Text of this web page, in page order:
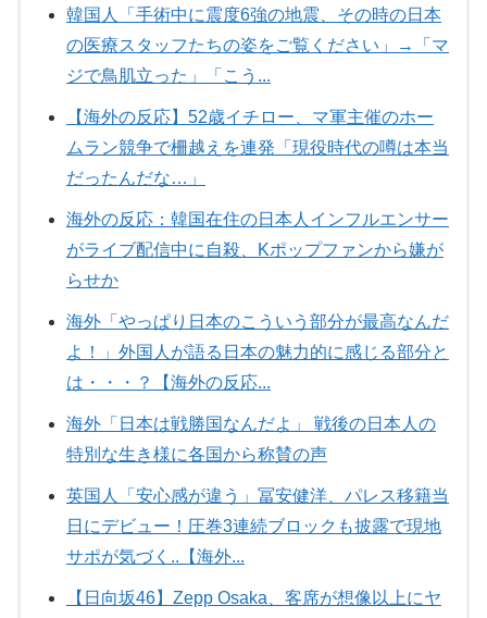
韓国人「手術中に震度6強の地震、その時の日本
の医療スタッフたちの姿をご覧ください」→「マ
ジで鳥肌立った」「こう...
【海外の反応】52歳イチロー、マ軍主催のホー
ムラン競争で柵越えを連発「現役時代の噂は本当
だったんだな…」
海外の反応：韓国在住の日本人インフルエンサー
がライブ配信中に自殺、Kポップファンから嫌が
らせか
海外「やっぱり日本のこういう部分が最高なんだ
よ！」外国人が語る日本の魅力的に感じる部分と
は・・・？【海外の反応...
海外「日本は戦勝国なんだよ」 戦後の日本人の
特別な生き様に各国から称賛の声
英国人「安心感が違う」冨安健洋、パレス移籍当
日にデビュー！圧巻3連続ブロックも披露で現地
サポが気づく..【海外...
【日向坂46】Zepp Osaka、客席が想像以上にヤ